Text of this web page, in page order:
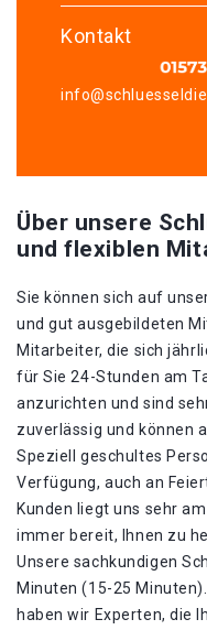
Kontakt
Über unsere
und flexiblen
Sie können sich auf
und gut ausgebildeten
Mitarbeiter, die sich
für Sie 24-Stunden am
anzurichten und sind
zuverlässig und können
Speziell geschultes
Verfügung, auch an
Kunden liegt uns sehr
immer bereit, Ihnen zu
Unsere sachkundigen
Minuten (15-25
haben wir Experten, die